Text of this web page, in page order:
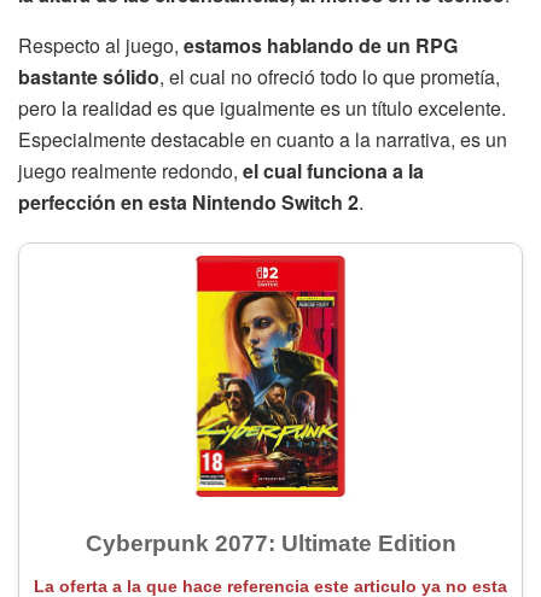
Respecto al juego, estamos hablando de un RPG
bastante sólido, el cual no ofreció todo lo que prometía,
pero la realidad es que igualmente es un título excelente.
Especialmente destacable en cuanto a la narrativa, es un
juego realmente redondo, el cual funciona a la
perfección en esta Nintendo Switch 2.
Cyberpunk 2077: Ultimate Edition
La oferta a la que hace referencia este articulo ya no esta